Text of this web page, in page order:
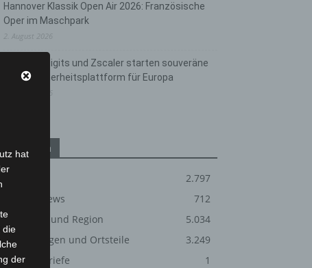
Hannover Klassik Open Air 2026: Französische
Oper im Maschpark
2. August 2026
Schwarz Digits und Zscaler starten souveräne
Cloud-Sicherheitsplattform für Europa
Kategorien
2.797
Corona-News
712
Hannover und Region
5.034
Langenhagen und Ortsteile
3.249
Leserbriefe
1
hat
die
der